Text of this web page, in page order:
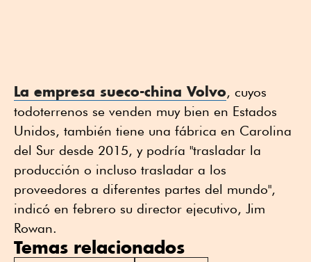
La empresa sueco-china Volvo, cuyos
todoterrenos se venden muy bien en Estados
Unidos, también tiene una fábrica en Carolina
del Sur desde 2015, y podría "trasladar la
producción o incluso trasladar a los
proveedores a diferentes partes del mundo",
indicó en febrero su director ejecutivo, Jim
Rowan.
Temas relacionados